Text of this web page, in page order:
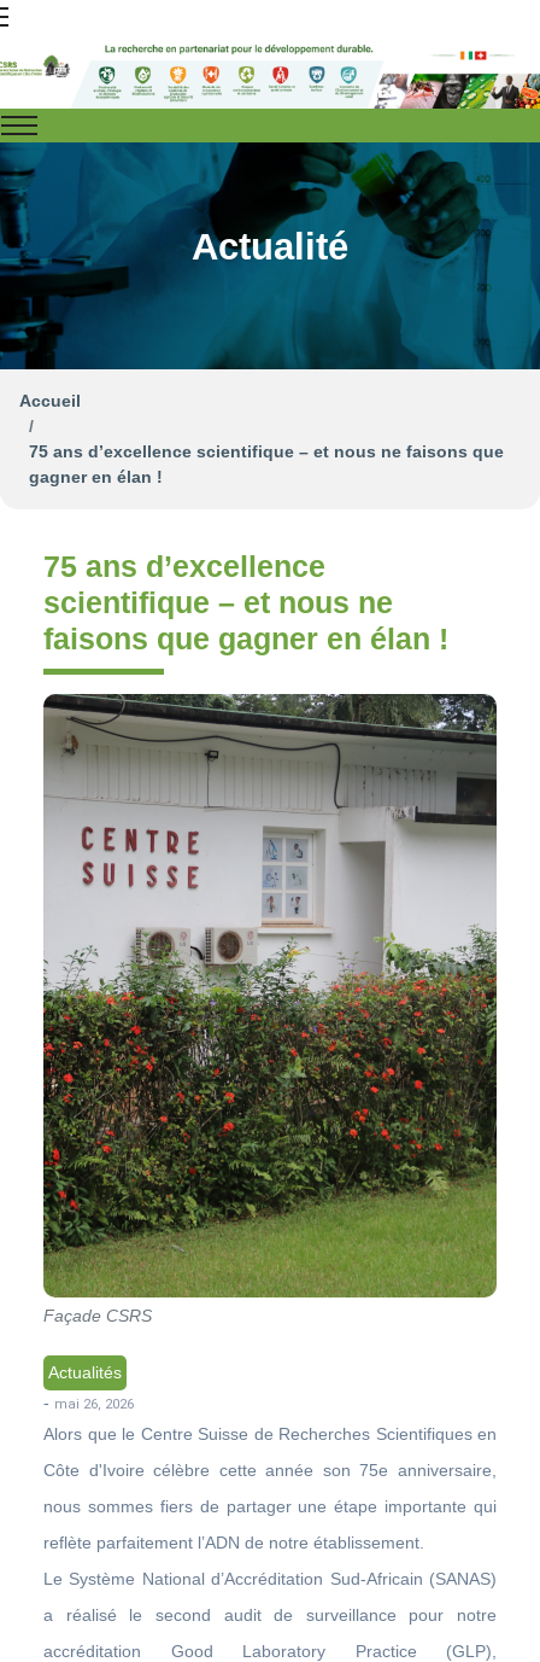
Actualité
Accueil
75 ans d’excellence scientifique – et nous ne faisons que
gagner en élan !
75 ans d’excellence
scientifique – et nous ne
faisons que gagner en élan !
Façade CSRS
Actualités
- mai 26, 2026
Alors que le Centre Suisse de Recherches Scientifiques en
Côte d'Ivoire célèbre cette année son 75e anniversaire,
nous sommes fiers de partager une étape importante qui
reflète parfaitement l’ADN de notre établissement.
Le Système National d’Accréditation Sud-Africain (SANAS)
a réalisé le second audit de surveillance pour notre
accréditation Good Laboratory Practice (GLP),